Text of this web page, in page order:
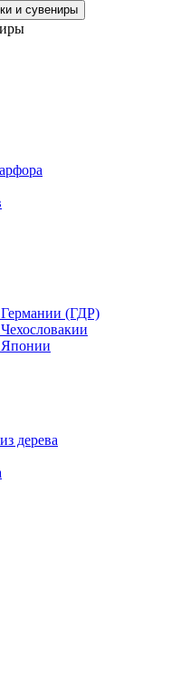
и сувениры
(ГДР)
Японии
дерева